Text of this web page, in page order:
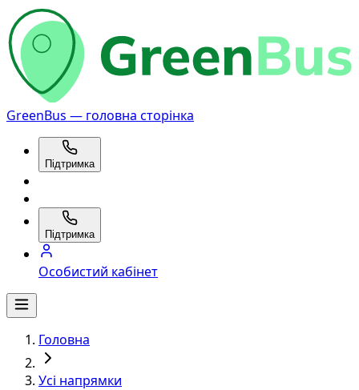
GreenBus — головна сторінка
Підтримка
Підтримка
Особистий кабінет
Головна
Усі напрямки